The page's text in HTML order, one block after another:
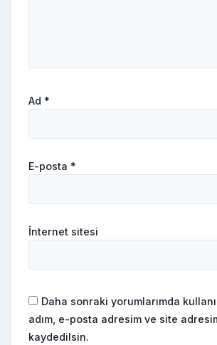
Ad *
E-posta *
İnternet sitesi
Daha sonraki yorumlarımda
adım, e-posta adresim ve site
kaydedilsin.